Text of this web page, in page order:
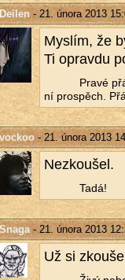
Deilen- 21. února 2013
Mys­lím, že
Ti oprav­du
Pravé
ní pro­spěch.
vockoo- 21. února 2013
Ne­zkou­šel.
Tadá!
Snaga- 21. února 2013
Už si